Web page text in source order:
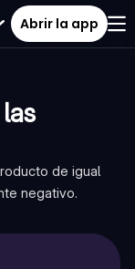
Abrir la app
de igual
negativo.